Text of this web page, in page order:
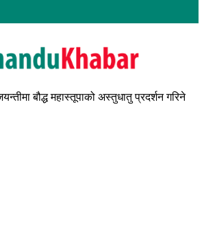
बौद्ध महास्तूपाको अस्तुधातु प्रदर्शन गरिने